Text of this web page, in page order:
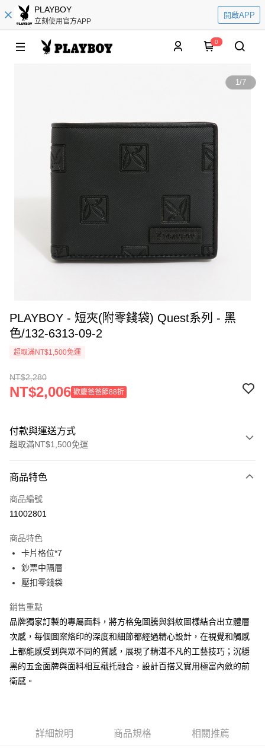
PLAYBOY
立刻使用官方APP
開啟APP
0
1/7
PLAYBOY - 短夾(附零錢袋) Quest系列 - 黑
色/132-6313-09-2
超取滿NT$1,500免運
NT$2,280
NT$2,006 歡慶爸爸節88折
付款與運送方式
超取滿NT$1,500免運
信用卡一次付款
超商取貨付款
Apple Pay
街口支付
大哥付你分期
相關說明
1.本服務由台灣大哥大提供，台灣大哥大用戶可立即使用無須另外申請。
2.付款方式選擇「大哥付你分期」，訂單成立後會自動跳轉到大哥付的交易
流程，驗證手機門號後，選擇欲分期的期數、繳款截止日，確認付款後即完
成交易。
法說明評估內容。
【繳款方式說明】
AFTEE先享後付
相關說明
【關於「AFTEE先享後付」】
３．安心：先確認商品／服務後，再付款。
全家取貨付款
商品特色
商品編號
11002801
商品特色
卡片格位*7
鈔票中隔層
壓扣零錢袋
銷售重點
品牌獨家訂製的專屬面料，將方格兔圖騰與斜紋圖樣結合出立體層
次感，每個圖案烙印的深度和細節都經過精心設計，在視覺和觸感
上都能感受到與眾不同的質感，展現了精湛不凡的工藝技巧；沉穩
黑的五金面牌與面料相互襯托融合，設計百搭又實用極富內斂的前
衛感。
詳細說明 商品規格 相關推薦